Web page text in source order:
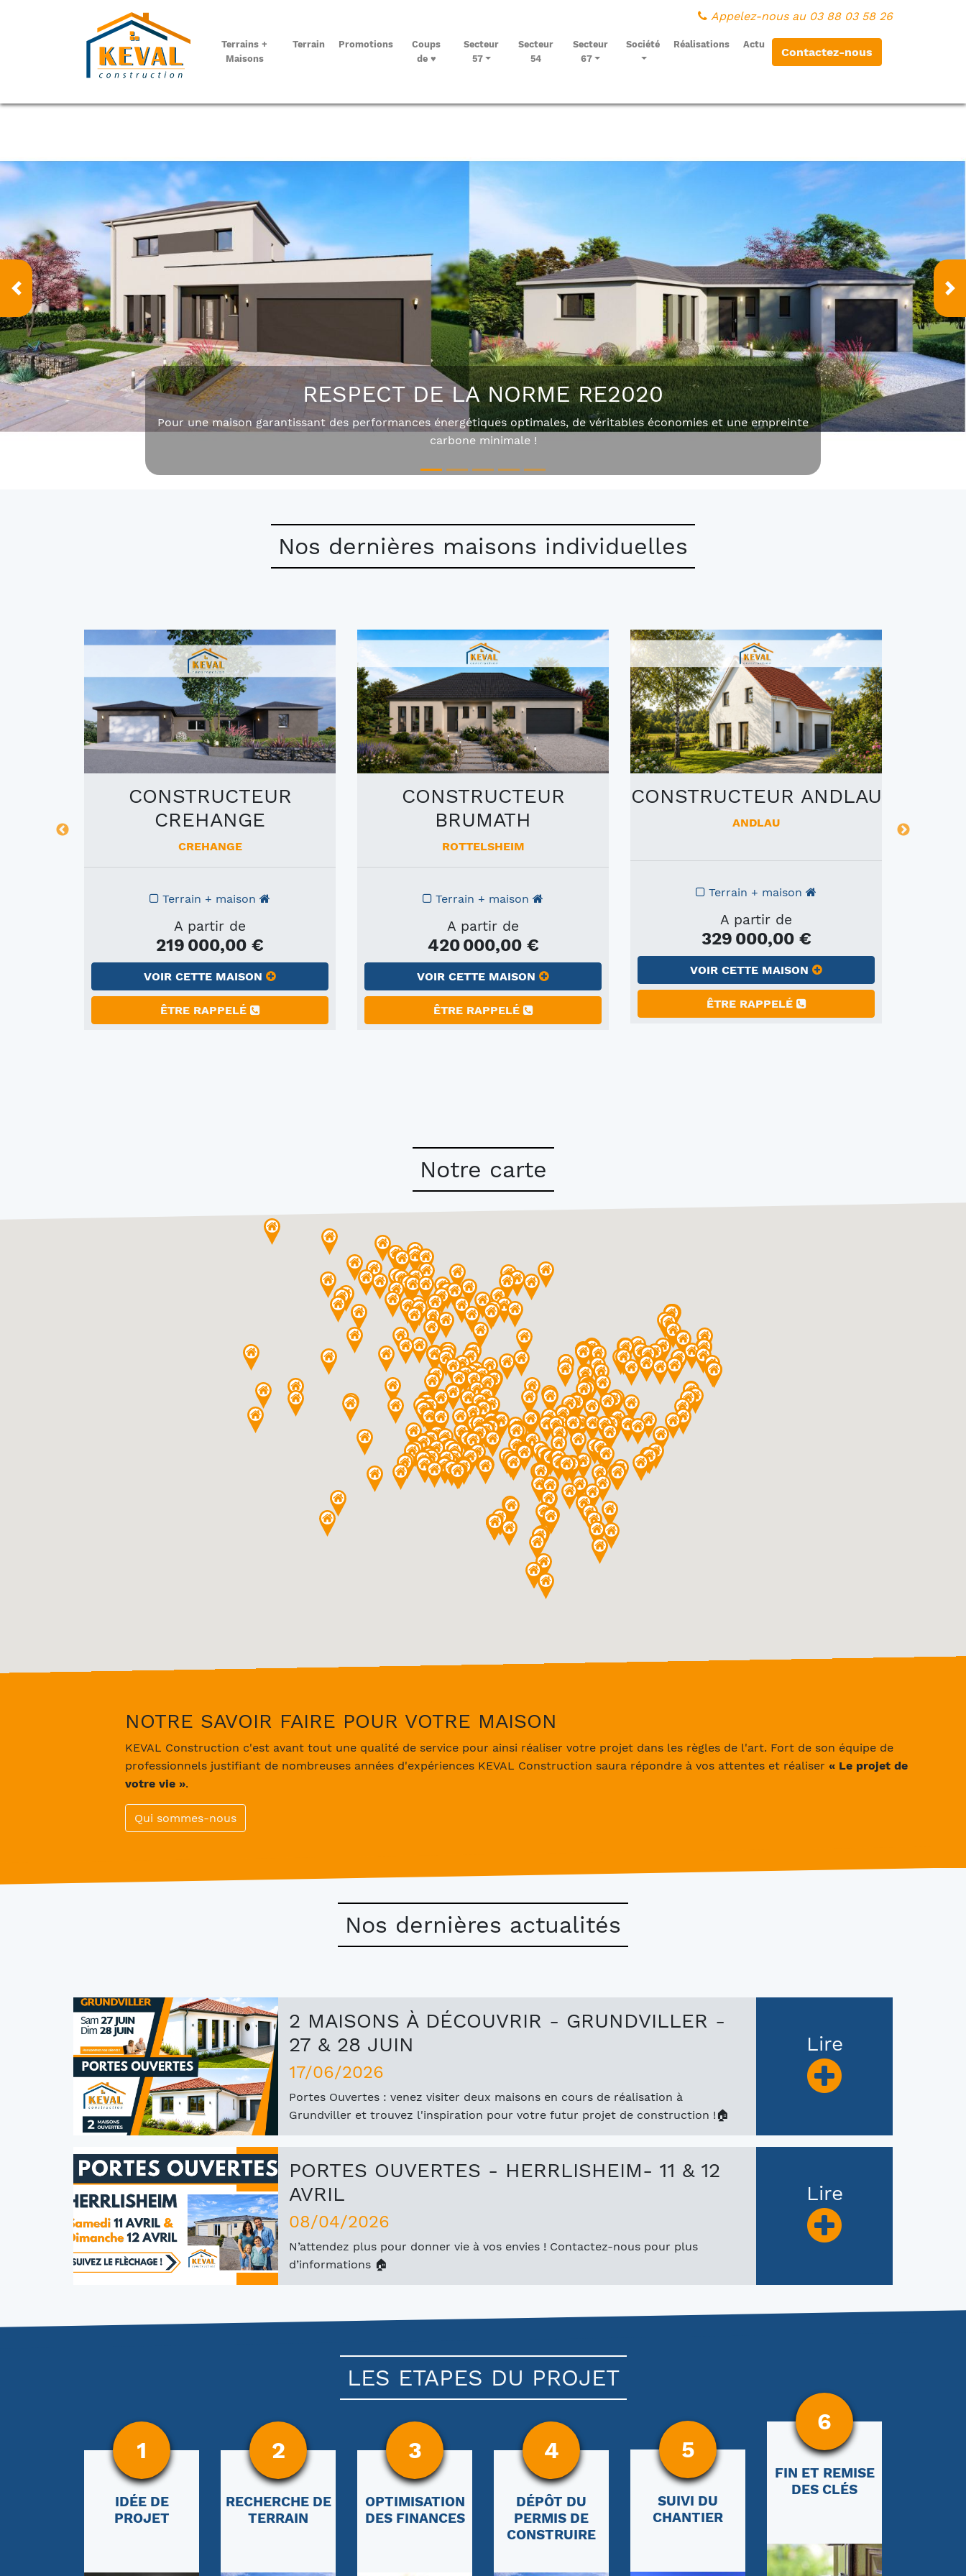
Appelez-nous au 03 88 03 58 26
Terrains +
Maisons
Terrain Promotions
Coups
de ♥
Secteur
57
Secteur
54
Secteur
67
Société Réalisations Actu
Contactez-nous
PROJET DE CONSTRUCTION SUR MESURE
Pour donner vie à vos rêves avec une maison qui vous ressemble vraiment !
Prec
Nos dernières maisons individuelles
CONSTRUCTEUR
CREHANGE
CREHANGE
Terrain + maison
A partir de
219 000,00 €
VOIR CETTE MAISON
ÊTRE RAPPELÉ
CONSTRUCTEUR
BRUMATH
ROTTELSHEIM
Terrain + maison
A partir de
420 000,00 €
VOIR CETTE MAISON
ÊTRE RAPPELÉ
CONSTRUCTEUR ANDLAU
ANDLAU
Terrain + maison
A partir de
329 000,00 €
VOIR CETTE MAISON
ÊTRE RAPPELÉ
Notre carte
NOTRE SAVOIR FAIRE POUR VOTRE MAISON
KEVAL Construction c'est avant tout une qualité de service pour ainsi réaliser votre projet dans les règles de l'art. Fort de son équipe de
professionnels justifiant de nombreuses années d'expériences KEVAL Construction saura répondre à vos attentes et réaliser« Le projet de
votre vie ».
Qui sommes-nous
Nos dernières actualités
2 MAISONS À DÉCOUVRIR - GRUNDVILLER -
27 & 28 JUIN
17/06/2026
Portes Ouvertes : venez visiter deux maisons en cours de réalisation à
Grundviller et trouvez l'inspiration pour votre futur projet de construction !🏠
Lire
PORTES OUVERTES - HERRLISHEIM- 11 & 12
AVRIL
08/04/2026
N’attendez plus pour donner vie à vos envies ! Contactez-nous pour plus
d’informations 🏠
Lire
LES ETAPES DU PROJET
1
IDÉE DE
PROJET
2
RECHERCHE DE
TERRAIN
3
OPTIMISATION
DES FINANCES
4
DÉPÔT DU
PERMIS DE
CONSTRUIRE
5
SUIVI DU
CHANTIER
6